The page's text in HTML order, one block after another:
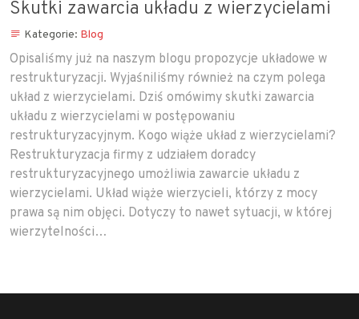
Skutki zawarcia układu z wierzycielami
Kategorie: Blog
Opisaliśmy już na naszym blogu propozycje układowe w
restrukturyzacji. Wyjaśniliśmy również na czym polega
układ z wierzycielami. Dziś omówimy skutki zawarcia
układu z wierzycielami w postępowaniu
restrukturyzacyjnym. Kogo wiąże układ z wierzycielami?
Restrukturyzacja firmy z udziałem doradcy
restrukturyzacyjnego umożliwia zawarcie układu z
wierzycielami. Układ wiąże wierzycieli, którzy z mocy
prawa są nim objęci. Dotyczy to nawet sytuacji, w której
wierzytelności…